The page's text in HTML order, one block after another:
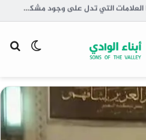
كم مرة يتبرز الجرو يوميًا؟ وما العلامات التي تدل على وجود مشكلة؟
الوضع